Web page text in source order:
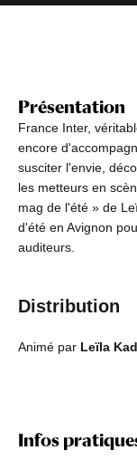
Présentation
France Inter,
encore
susciter l'envie,
les metteurs en
mag de l'été » de
d'été en Avignon
auditeurs.
Distribution
Animé par Leïla
Infos